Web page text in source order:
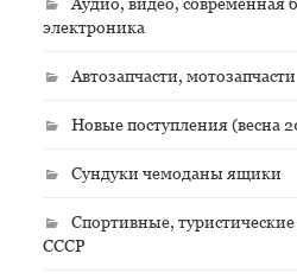
электроника
Автозапчасти, мотозапчасти
Новые поступления (весна
Сундуки чемоданы ящики
Спортивные,
СССР